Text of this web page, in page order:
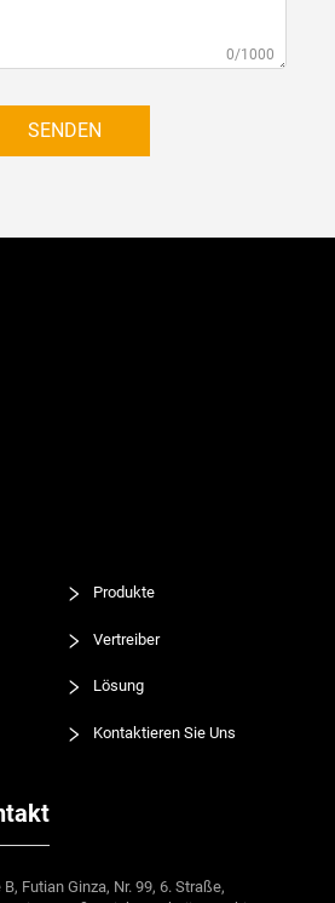
0/1000
SENDEN
Produkte
Vertreiber
Lösung
Kontaktieren Sie Uns
Futian Ginza, Nr. 99, 6. Straße,